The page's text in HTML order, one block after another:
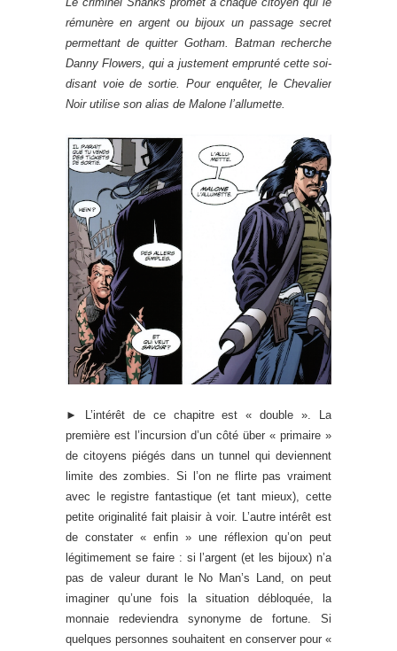
rémunère en argent ou bijoux un passage secret
permettant de quitter Gotham. Batman recherche
Danny Flowers, qui a justement emprunté cette soi-
disant voie de sortie. Pour enquêter, le Chevalier
Noir utilise son alias de Malone l’allumette.
► L’intérêt de ce chapitre est « double ». La
première est l’incursion d’un côté über « primaire »
de citoyens piégés dans un tunnel qui deviennent
limite des zombies. Si l’on ne flirte pas vraiment
avec le registre fantastique (et tant mieux), cette
petite originalité fait plaisir à voir. L’autre intérêt est
de constater « enfin » une réflexion qu’on peut
légitimement se faire : si l’argent (et les bijoux) n’a
pas de valeur durant le No Man’s Land, on peut
imaginer qu’une fois la situation débloquée, la
monnaie redeviendra synonyme de fortune. Si
quelques personnes souhaitent en conserver pour «